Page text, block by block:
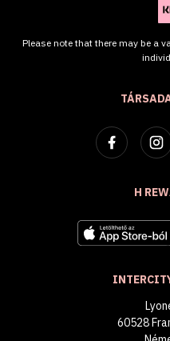
H
60528
Please note that there may be a